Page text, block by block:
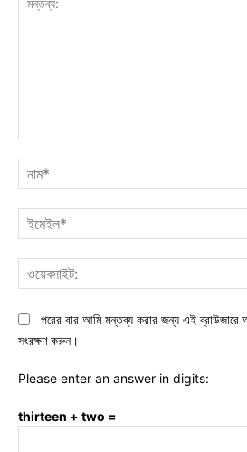
পরের বার আমি মন্তব্য করার জন্য এই ব্রাউজারে
সংরক্ষণ করুন।
Please enter an answer in digits:
thirteen + two =